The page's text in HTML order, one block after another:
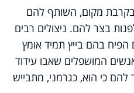
בקרבת מקום, השותף להם
בצר להם. ניצולים רבים
הפיח בהם בייץ תמיד אומץ
המושפלים שאבו עידוד
כי הוא, כגרמני, מתבייש